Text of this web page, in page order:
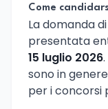
Come
La domanda
presentata
15 luglio 2026
sono in
per i concorsi